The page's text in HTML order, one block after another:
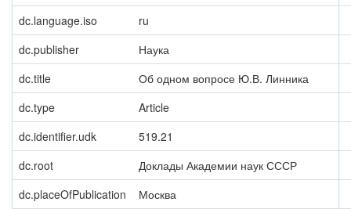
dc.language.iso
ru
dc.publisher
Наука
dc.title
Об одном вопросе Ю.В. Линника
dc.type
Article
dc.identifier.udk
519.21
dc.root
Доклады Академии наук СССР
dc.placeOfPublication
Москва